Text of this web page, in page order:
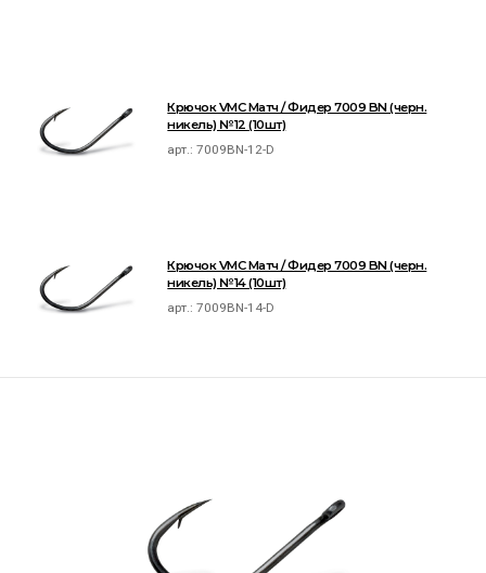
Крючок VMC Матч / Фидер 7009 BN (черн.
никель) №12 (10шт)
арт.:7009BN-12-D
Крючок VMC Матч / Фидер 7009 BN (черн.
никель) №14 (10шт)
арт.:7009BN-14-D